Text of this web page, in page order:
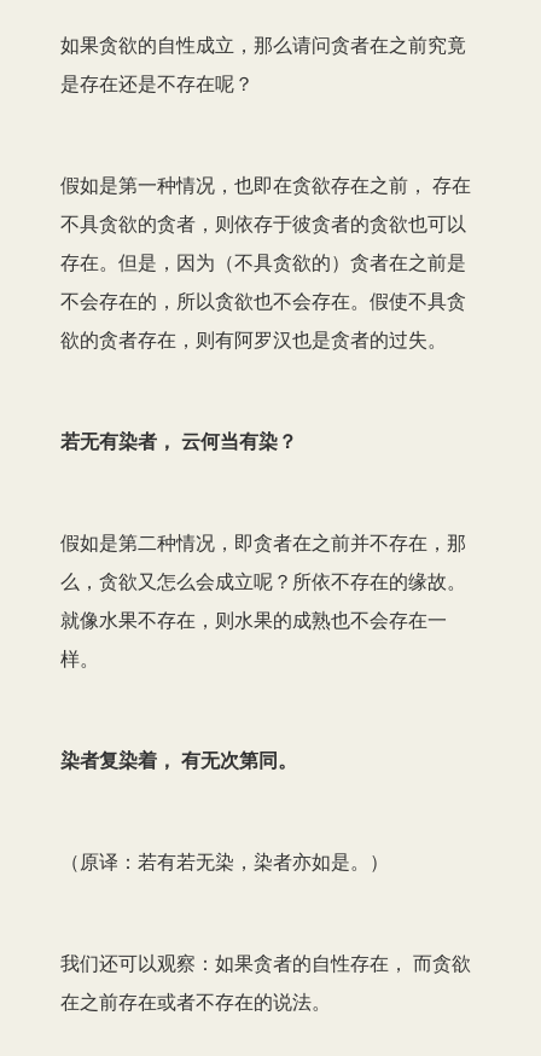
如果贪欲的自性成立，那么请问贪者在之前究竟
是存在还是不存在呢？
假如是第一种情况，也即在贪欲存在之前， 存在
不具贪欲的贪者，则依存于彼贪者的贪欲也可以
存在。但是，因为（不具贪欲的）贪者在之前是
不会存在的，所以贪欲也不会存在。假使不具贪
欲的贪者存在，则有阿罗汉也是贪者的过失。
若无有染者， 云何当有染？
假如是第二种情况，即贪者在之前并不存在，那
么，贪欲又怎么会成立呢？所依不存在的缘故。
就像水果不存在，则水果的成熟也不会存在一
样。
染者复染着， 有无次第同。
（原译：若有若无染，染者亦如是。）
我们还可以观察：如果贪者的自性存在， 而贪欲
在之前存在或者不存在的说法。